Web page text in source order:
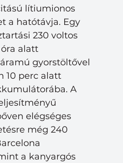
lítiumionos
a hatótávja. Egy
230 voltos
alatt
gyorstöltővel
10 perc alatt
A
elégséges
még 240
a kanyargós